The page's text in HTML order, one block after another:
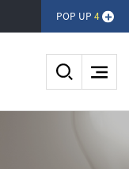
POP UP 4